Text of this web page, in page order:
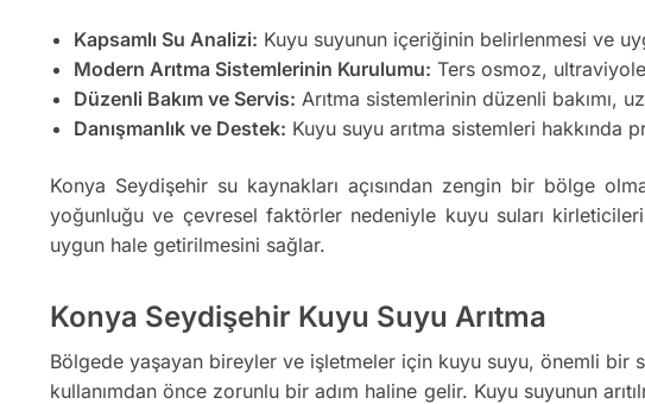
Kapsamlı Su Analizi: Kuyu suyunun içeriğinin belirlenmesi ve
Modern Arıtma Sistemlerinin Kurulumu: Ters osmoz,
Düzenli Bakım ve Servis: Arıtma sistemlerinin düzenli bakımı,
Danışmanlık ve Destek: Kuyu suyu arıtma sistemleri hakkında
Konya Seydişehir su kaynakları açısından zengin bir bölge
yoğunluğu ve çevresel faktörler nedeniyle kuyu suları
uygun hale getirilmesini sağlar.
Konya Seydişehir Kuyu Suyu Arıtma
Bölgede yaşayan bireyler ve işletmeler için kuyu suyu, önemli bir
kullanımdan önce zorunlu bir adım haline gelir. Kuyu suyunun